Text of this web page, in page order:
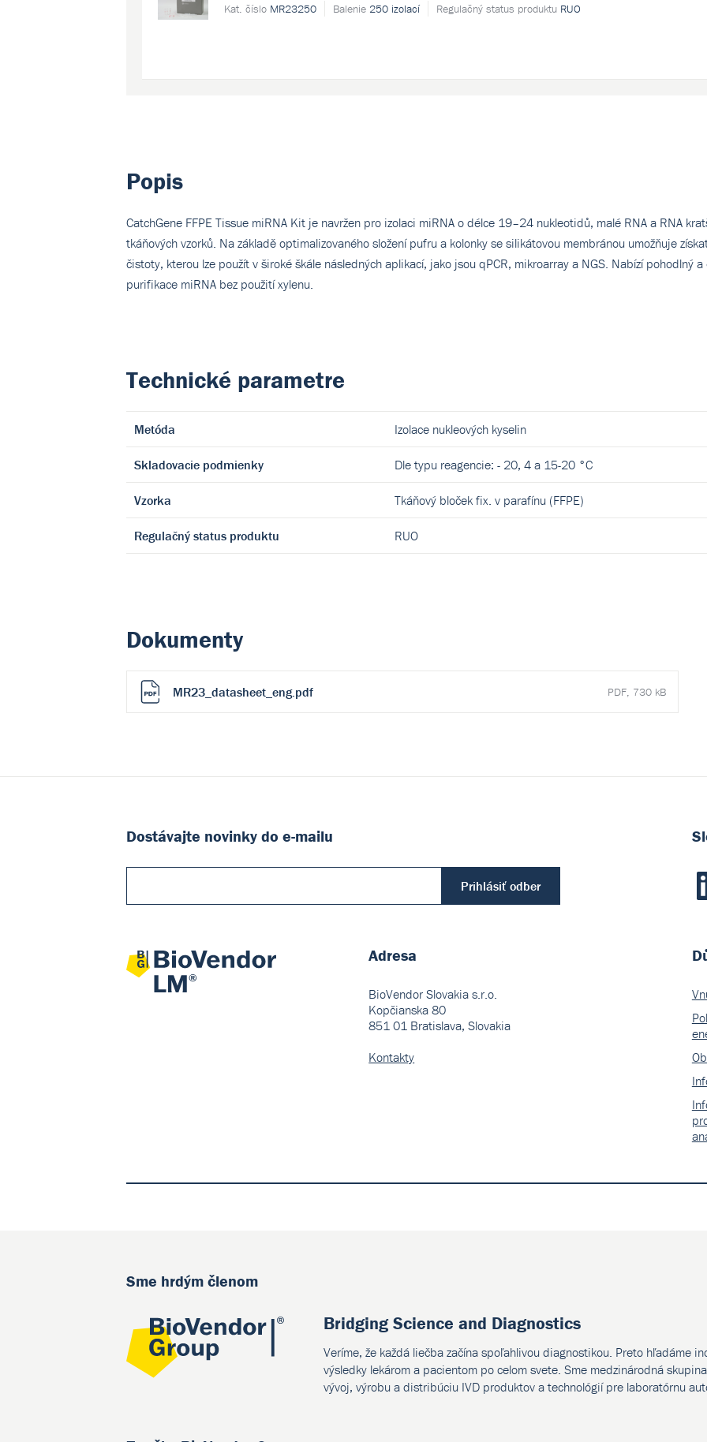
Kat. číslo MR23250 Balenie 250 izolací Regulačný status produktu RUO
Popis
CatchGene FFPE Tissue miRNA Kit je navržen pro izolaci miRNA o délce 19–24 nukleotidů, malé RNA a RNA
tkáňových vzorků. Na základě optimalizovaného složení pufru a kolonky se silikátovou membránou umožňuje
čistoty, kterou lze použít v široké škále následných aplikací, jako jsou qPCR, mikroarray a NGS. Nabízí pohodlný
purifikace miRNA bez použití xylenu.
Technické parametre
Metóda Izolace nukleových kyselin
Skladovacie podmienky Dle typu reagencie: - 20, 4 a 15-20 °C
Vzorka Tkáňový bloček fix. v parafínu (FFPE)
Regulačný status produktu RUO
Dokumenty
MR23_datasheet_eng.pdf PDF, 730 kB
Dostávajte novinky do e-mailu
Prihlásiť odber
Adresa
BioVendor Slovakia s.r.o.
Kopčianska 80
851 01 Bratislava, Slovakia
Kontakty
Sme hrdým členom
Bridging Science and Diagnostics
Veríme, že každá liečba začína spoľahlivou diagnostikou. Preto hľadáme
výsledky lekárom a pacientom po celom svete. Sme medzinárodná
vývoj, výrobu a distribúciu IVD produktov a technológií pre laboratórnu